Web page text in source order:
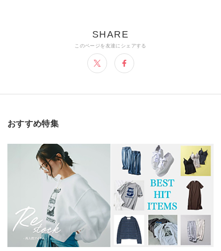
おすすめ特集